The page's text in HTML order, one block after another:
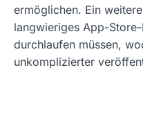
ermöglichen. Ein
langwieriges App-
durchlaufen müssen,
unkomplizierter